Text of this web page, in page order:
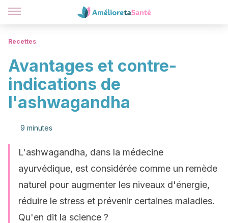
Recettes
Avantages et contre-
indications de
l'ashwagandha
9 minutes
L'ashwagandha, dans la médecine
ayurvédique, est considérée comme un remède
naturel pour augmenter les niveaux d'énergie,
réduire le stress et prévenir certaines maladies.
Qu'en dit la science ?